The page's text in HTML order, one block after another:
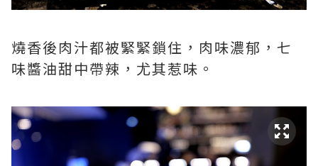
燒香後肉汁都被緊緊鎖住，肉味濃郁，七
味醬油甜中帶辣，尤其惹味。